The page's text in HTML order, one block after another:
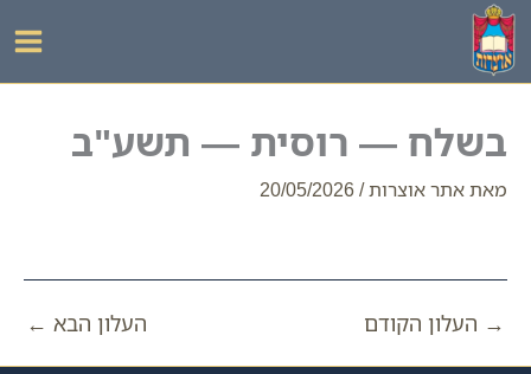
דילוג
לתוכן
בשלח — רוסית — תשע"ב
מאתאתר אוצרות/
20/05/2026
→ העלון הקודם העלון הבא ←